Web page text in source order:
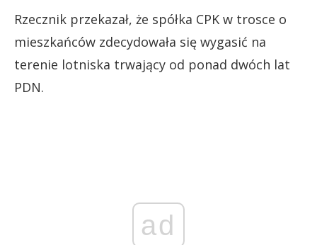
Rzecznik przekazał, że spółka CPK w trosce o
mieszkańców zdecydowała się wygasić na
terenie lotniska trwający od ponad dwóch lat
PDN.
ad